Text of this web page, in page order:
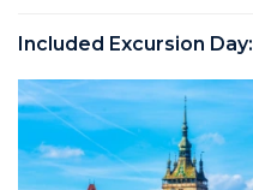
Included Excursion